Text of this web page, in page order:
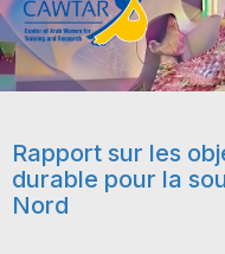
Rapport sur les
durable pour la
Nord